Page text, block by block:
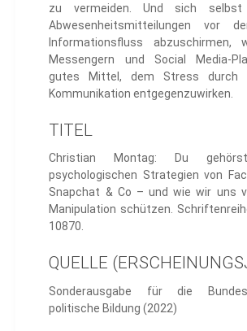
zu vermeiden. Und sich
Abwesenheitsmitteilungen vor
Informationsfluss abzuschirmen,
Messengern und Social Media-
gutes Mittel, dem Stress durch
Kommunikation entgegenzuwirken.
TITEL
Christian Montag: Du
psychologischen Strategien von
Snapchat & Co – und wie wir uns
Manipulation schützen.
10870.
QUELLE
Sonderausgabe für die
politische Bildung (2022)